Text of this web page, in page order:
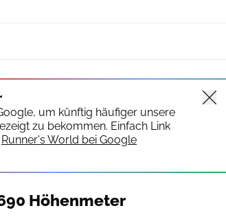
um künftig häufiger unsere
zu bekommen. Einfach Link
Runner's World bei Google
Höhenmeter